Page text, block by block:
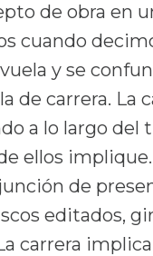
de obra en
cuando
y se
de carrera. La
a lo largo
ellos
de
editados,
carrera